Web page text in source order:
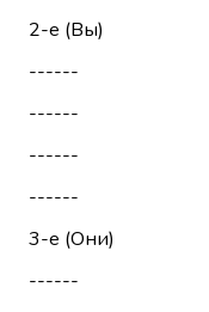
2-е (Вы)
------
------
------
------
3-е (Они)
------